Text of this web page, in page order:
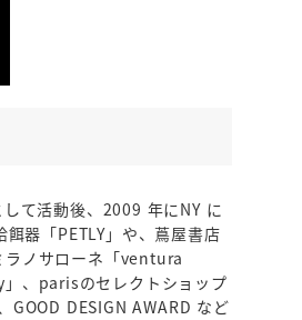
て活動後、2009 年にNY に
器「PETLY」や、蔦屋書店
ラノサローネ「ventura
、parisのセレクトショップ
DESIGN AWARD など